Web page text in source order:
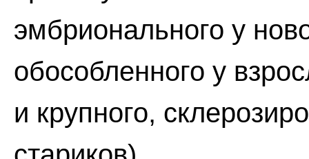
эмбрионального у
обособленного у
и крупного,